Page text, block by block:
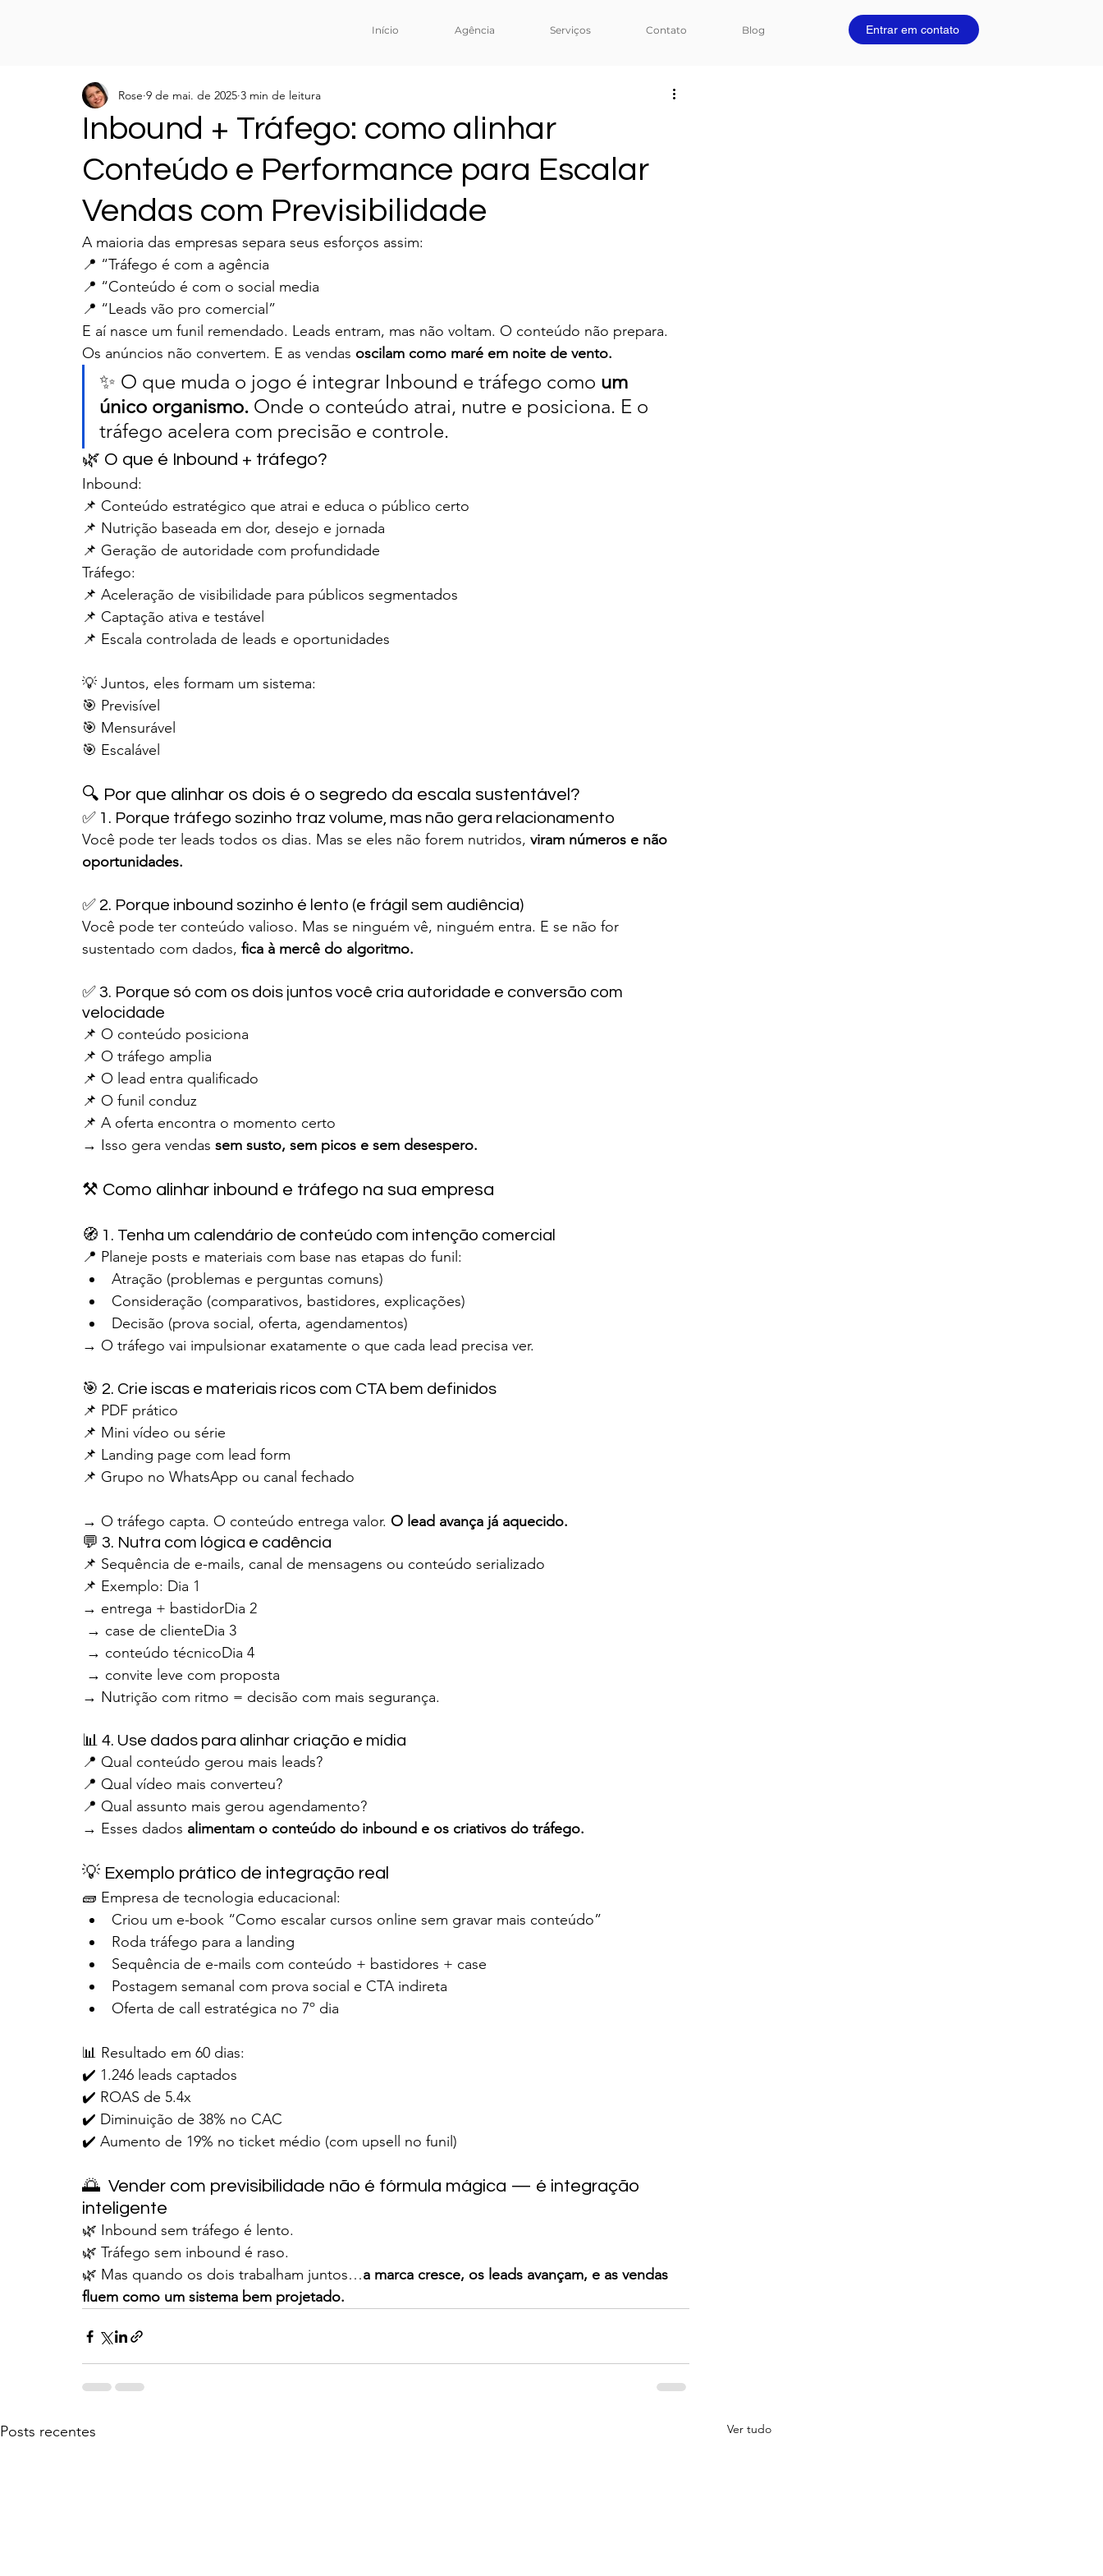
Início Agência Serviços Contato Blog Entrar em contato
Inbound + Tráfego: como alinhar
Conteúdo e Performance para Escalar
Vendas com Previsibilidade
Rose 9 de mai. de 2025 3 min de leitura
A maioria das empresas separa seus esforços assim:
📍 “Tráfego é com a agência
📍 “Conteúdo é com o social media
📍 “Leads vão pro comercial”
E aí nasce um funil remendado. Leads entram, mas não voltam. O conteúdo não prepara.
Os anúncios não convertem. E as vendas oscilam como maré em noite de vento.
✨ O que muda o jogo é integrar Inbound e tráfego como um
único organismo. Onde o conteúdo atrai, nutre e posiciona. E o
tráfego acelera com precisão e controle.
🌿 O que é Inbound + tráfego?
Inbound:
📌 Conteúdo estratégico que atrai e educa o público certo
📌 Nutrição baseada em dor, desejo e jornada
📌 Geração de autoridade com profundidade
Tráfego:
📌 Aceleração de visibilidade para públicos segmentados
📌 Captação ativa e testável
📌 Escala controlada de leads e oportunidades
💡 Juntos, eles formam um sistema:
🎯 Previsível
🎯 Mensurável
🎯 Escalável
🔍 Por que alinhar os dois é o segredo da escala sustentável?
✅ 1. Porque tráfego sozinho traz volume, mas não gera relacionamento
Você pode ter leads todos os dias. Mas se eles não forem nutridos, viram números e não
oportunidades.
✅ 2. Porque inbound sozinho é lento (e frágil sem audiência)
Você pode ter conteúdo valioso. Mas se ninguém vê, ninguém entra. E se não for
sustentado com dados, fica à mercê do algoritmo.
✅ 3. Porque só com os dois juntos você cria autoridade e conversão com
velocidade
📌 O conteúdo posiciona
📌 O tráfego amplia
📌 O lead entra qualificado
📌 O funil conduz
📌 A oferta encontra o momento certo
→ Isso gera vendas sem susto, sem picos e sem desespero.
⚒️ Como alinhar inbound e tráfego na sua empresa
🧭 1. Tenha um calendário de conteúdo com intenção comercial
📍 Planeje posts e materiais com base nas etapas do funil:
Atração (problemas e perguntas comuns)
Consideração (comparativos, bastidores, explicações)
Decisão (prova social, oferta, agendamentos)
→ O tráfego vai impulsionar exatamente o que cada lead precisa ver.
🎯 2. Crie iscas e materiais ricos com CTA bem definidos
📌 PDF prático
📌 Mini vídeo ou série
📌 Landing page com lead form
📌 Grupo no WhatsApp ou canal fechado
→ O tráfego capta. O conteúdo entrega valor. O lead avança já aquecido.
💬 3. Nutra com lógica e cadência
📌 Sequência de e-mails, canal de mensagens ou conteúdo serializado
📌 Exemplo: Dia 1
→ entrega + bastidorDia 2
→ case de clienteDia 3
→ conteúdo técnicoDia 4
→ convite leve com proposta
→ Nutrição com ritmo = decisão com mais segurança.
📊 4. Use dados para alinhar criação e mídia
📍 Qual conteúdo gerou mais leads?
📍 Qual vídeo mais converteu?
📍 Qual assunto mais gerou agendamento?
→ Esses dados alimentam o conteúdo do inbound e os criativos do tráfego.
💡 Exemplo prático de integração real
🧱 Empresa de tecnologia educacional:
Criou um e-book “Como escalar cursos online sem gravar mais conteúdo”
Roda tráfego para a landing
Sequência de e-mails com conteúdo + bastidores + case
Postagem semanal com prova social e CTA indireta
Oferta de call estratégica no 7º dia
📊 Resultado em 60 dias:
✔️ 1.246 leads captados
✔️ ROAS de 5.4x
✔️ Diminuição de 38% no CAC
✔️ Aumento de 19% no ticket médio (com upsell no funil)
🌅  Vender com previsibilidade não é fórmula mágica — é integração
inteligente
🌿 Inbound sem tráfego é lento.
🌿 Tráfego sem inbound é raso.
🌿 Mas quando os dois trabalham juntos…a marca cresce, os leads avançam, e as vendas
fluem como um sistema bem projetado.
Posts recentes Ver tudo